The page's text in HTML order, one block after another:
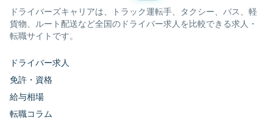
ドライバーズキャリアは、トラック運転手、タクシー、バス、軽
貨物、ルート配送など全国のドライバー求人を比較できる求人・
転職サイトです。
ドライバー求人
免許・資格
給与相場
転職コラム